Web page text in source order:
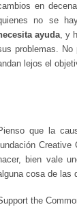
en
no se
ayuda , y
problemas.
lejos el
que la
Creative
bien vale
cosa de las
the